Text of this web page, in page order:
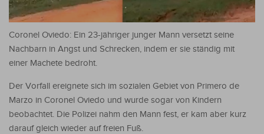
Coronel Oviedo: Ein 23-jähriger junger Mann versetzt seine
Nachbarn in Angst und Schrecken, indem er sie ständig mit
einer Machete bedroht.
Der Vorfall ereignete sich im sozialen Gebiet von Primero de
Marzo in Coronel Oviedo und wurde sogar von Kindern
beobachtet. Die Polizei nahm den Mann fest, er kam aber kurz
darauf gleich wieder auf freien Fuß.